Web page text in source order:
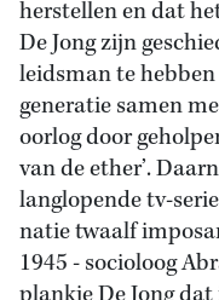
herstellen en dat
De Jong zijn
leidsman te
generatie samen
oorlog door
van de ether’.
langlopende tv-
natie twaalf
1945 - socioloog